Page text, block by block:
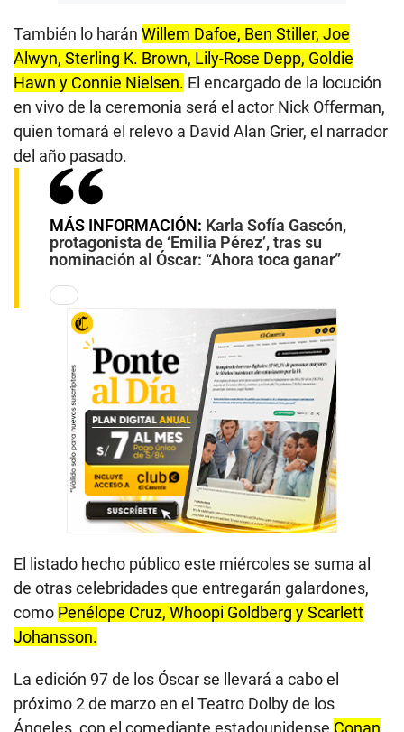
También lo harán Willem Dafoe, Ben Stiller, Joe
Alwyn, Sterling K. Brown, Lily-Rose Depp, Goldie
Hawn y Connie Nielsen. El encargado de la locución
en vivo de la ceremonia será el actor Nick Offerman,
quien tomará el relevo a David Alan Grier, el narrador
del año pasado.
MÁS INFORMACIÓN: Karla Sofía Gascón,
protagonista de ‘Emilia Pérez’, tras su
nominación al Óscar: “Ahora toca ganar”
El listado hecho público este miércoles se suma al
de otras celebridades que entregarán galardones,
como Penélope Cruz, Whoopi Goldberg y Scarlett
Johansson.
La edición 97 de los Óscar se llevará a cabo el
próximo 2 de marzo en el Teatro Dolby de los
Ángeles, con el comediante estadounidense Conan